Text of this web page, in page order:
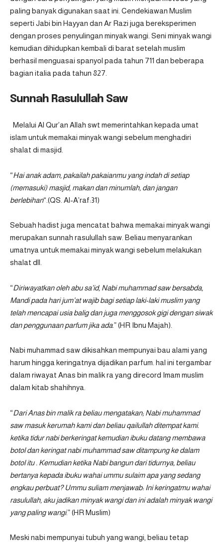
paling banyak digunakan saat ini. Cendekiawan Muslim
seperti Jabi bin Hayyan dan Ar Razi juga bereksperimen
dengan proses penyulingan minyak wangi. Seni minyak wangi
kemudian dihidupkan kembali di barat setelah muslim
berhasil menguasai spanyol pada tahun 711 dan beberapa
bagian italia pada tahun 827.
Sunnah Rasulullah Saw
Melalui Al Qur’an Allah swt memerintahkan kepada umat
islam untuk memakai minyak wangi sebelum menghadiri
shalat di masjid.
“Hai anak adam, pakailah pakaianmu yang indah di setiap
(memasuki) masjid, makan dan minumlah, dan jangan
berlebihan“.(QS. Al-A’raf:31)
Sebuah hadist juga mencatat bahwa memakai minyak wangi
merupakan sunnah rasulullah saw. Beliau menyarankan
umatnya untuk memakai minyak wangi sebelum melakukan
shalat dll.
“Diriwayatkan oleh abu sa’id, Nabi muhammad saw bersabda,
Mandi pada hari jum’at wajib bagi setiap laki-laki muslim yang
telah mencapai usia balig dan juga menggosok gigi dengan siwak
dan penggunaan parfum jika ada.” (HR Ibnu Majah).
Nabi muhammad saw dikisahkan mempunyai bau alami yang
harum hingga keringatnya dijadikan parfum. hal ini tergambar
dalam riwayat Anas bin malik ra yang direcord Imam muslim
dalam kitab shahihnya.
“Dari Anas bin malik ra beliau mengatakan; Nabi muhammad
saw masuk kerumah kami dan beliau qailullah ditempat kami.
ketika tidur nabi berkeringat kemudian ibuku datang membawa
botol dan keringat nabi muhammad saw ditampung ke dalam
botol itu . Kemudian ketika Nabi bangun dari tidurnya, beliau
bertanya kepada ibuku wahai ummu sulaim apa yang sedang
engkau perbuat? Ummu suliam menjawab: Ini keringatmu wahai
rasulullah, aku jadikan minyak wangi dan ini adalah minyak wangi
yang paling wangi.” (HR Muslim)
Meski nabi mempunyai tubuh yang wangi, beliau tetap